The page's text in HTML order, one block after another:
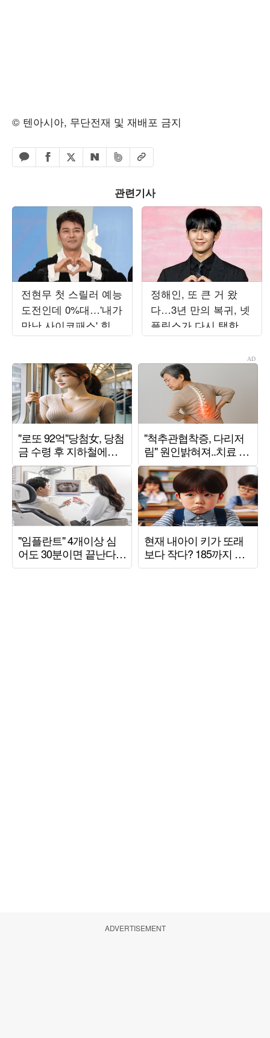
© 텐아시아, 무단전재 및 재배포 금지
카카오톡 공유하기
페이스북 공유하기
엑스 공유하기
네이버 공유하기
밴드 공유하기
URL복사
관련기사
전현무 첫 스릴러 예능
도전인데 0%대…'내가
만난 사이코패스' 힘
못 쓰는 이유[TEN스타
정해인, 또 큰 거 왔
다…3년 만의 복귀, 넷
플릭스가 다시 택한 이
유 [TEN피플]
ADVERTISEMENT